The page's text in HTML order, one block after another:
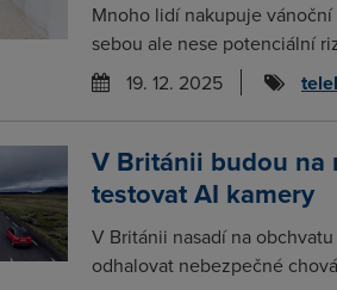
Mnoho lidí nakupuje
sebou ale nese potenciální
19. 12. 2025
V Británii budou na
testovat AI kamery
V Británii nasadí na
odhalovat nebezpečné